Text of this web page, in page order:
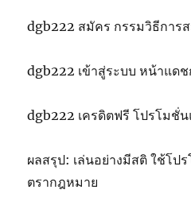
dgb222 สมัคร กรรมวิธีการ
dgb222 เข้าสู่ระบบ หน้าแด
dgb222 เครดิตฟรี โปรโมชั่น
ผลสรุป: เล่นอย่างมีสติ ใช้โป
ตรากฎหมาย